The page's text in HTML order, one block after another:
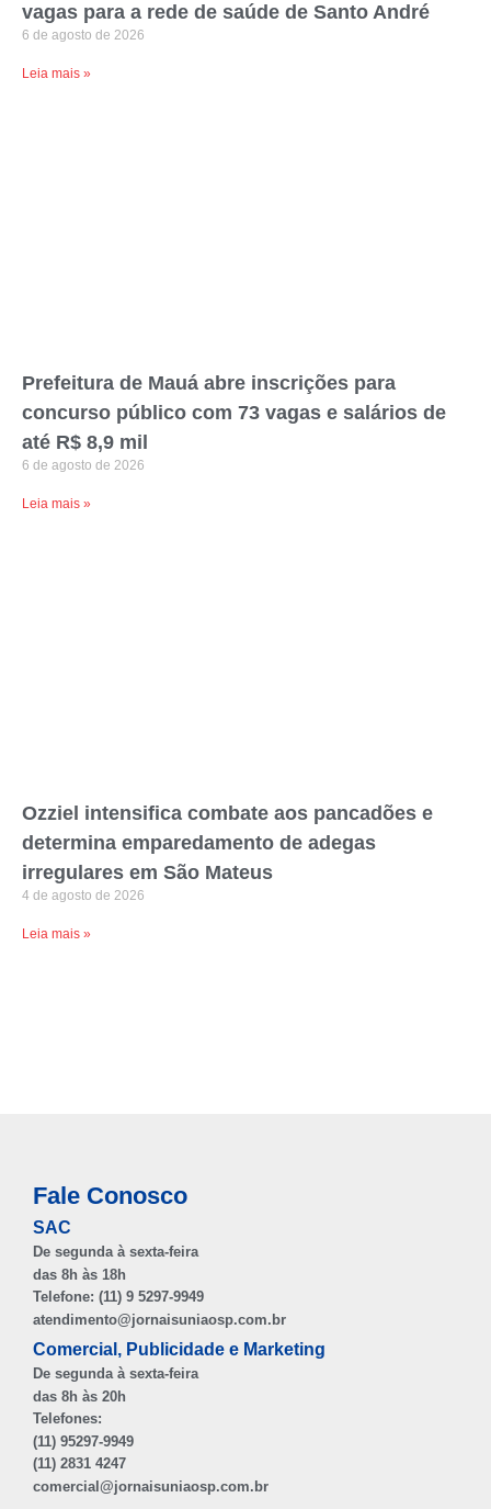
vagas para a rede de saúde de Santo André
6 de agosto de 2026
Leia mais »
Prefeitura de Mauá abre inscrições para
concurso público com 73 vagas e salários de
até R$ 8,9 mil
6 de agosto de 2026
Leia mais »
Ozziel intensifica combate aos pancadões e
determina emparedamento de adegas
irregulares em São Mateus
4 de agosto de 2026
Leia mais »
Fale Conosco
SAC
De segunda à sexta-feira
das 8h às 18h
Telefone: (11) 9 5297-9949
atendimento@jornaisuniaosp.com.br
Comercial, Publicidade e Marketing
De segunda à sexta-feira
das 8h às 20h
Telefones:
(11) 95297-9949
(11) 2831 4247
comercial@jornaisuniaosp.com.br